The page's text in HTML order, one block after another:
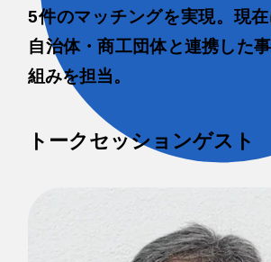
5件のマッチングを実現。現
自治体・商工団体と連携した
組みを担当。
トークセッションゲスト